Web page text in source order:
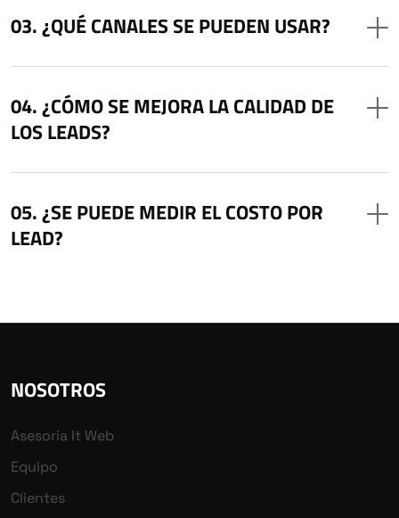
¿QUÉ CANALES SE PUEDEN USAR?
¿CÓMO SE MEJORA LA CALIDAD DE
LOS LEADS?
¿SE PUEDE MEDIR EL COSTO POR
LEAD?
NOSOTROS
Asesoria It Web
Equipo
Clientes